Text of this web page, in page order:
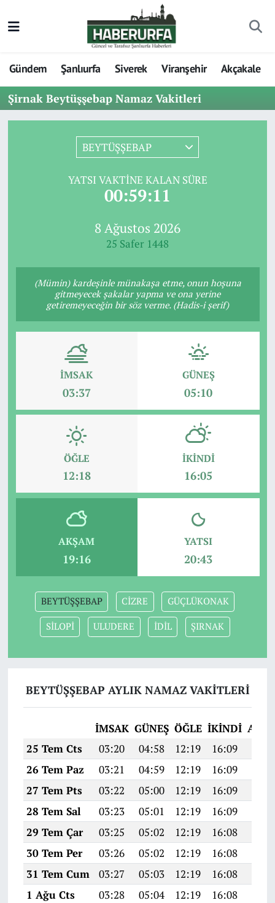
Gündem Şanlıurfa Siverek Viranşehir Akçakale
Şirnak Beytüşşebap Namaz Vakitleri
BEYTÜŞŞEBAP
YATSI VAKTINE KALAN SÜRE
00:59:11
8 Ağustos 2026
25 Safer 1448
(Mümin) kardeşinle münakaşa etme, onun hoşuna
gitmeyecek şakalar yapma ve ona yerine
getiremeyeceğin bir söz verme. (Hadis-i şerif)
İMSAK
03:37
GÜNEŞ
05:10
ÖĞLE
12:18
İKINDI
16:05
AKŞAM
19:16
YATSI
20:43
BEYTÜŞŞEBAP CİZRE GÜÇLÜKONAK
SİLOPİ ULUDERE İDİL ŞIRNAK
BEYTÜŞŞEBAP AYLIK NAMAZ VAKITLERI
İMSAK GÜNEŞ ÖĞLE İKINDI
25 Tem Cts
03:20 04:58 12:19 16:09
26 Tem Paz
03:21 04:59 12:19 16:09
27 Tem Pts
03:22 05:00 12:19 16:09
28 Tem Sal
03:23 05:01 12:19 16:09
29 Tem Çar
03:25 05:02 12:19 16:08
30 Tem Per
03:26 05:02 12:19 16:08
31 Tem Cum
03:27 05:03 12:19 16:08
1 Ağu Cts
03:28 05:04 12:19 16:08